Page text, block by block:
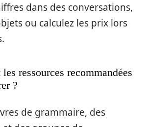
dans des conversations,
ou calculez les prix lors
ressources recommandées
?
de grammaire, des